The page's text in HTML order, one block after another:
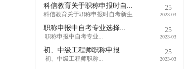
科信教育关于职称申报时自...
科信教育关于职称申报时自考新生...
25
2023-03
职称申报中自考专业选择...
职称申报中自考专业...
25
2023-03
初、中级工程师职称申报...
初、中级工程师职称...
25
2023-03